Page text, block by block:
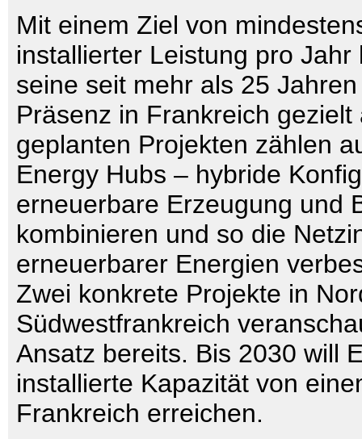
Mit einem Ziel von
installierter Leistung pro Jahr
seine seit mehr als 25
Präsenz in Frankreich gezielt
geplanten Projekten zählen
Energy Hubs – hybride
erneuerbare Erzeugung und
kombinieren und so die
erneuerbarer Energien
Zwei konkrete Projekte in
Südwestfrankreich
Ansatz bereits. Bis 2030 will
installierte Kapazität von
Frankreich erreichen.